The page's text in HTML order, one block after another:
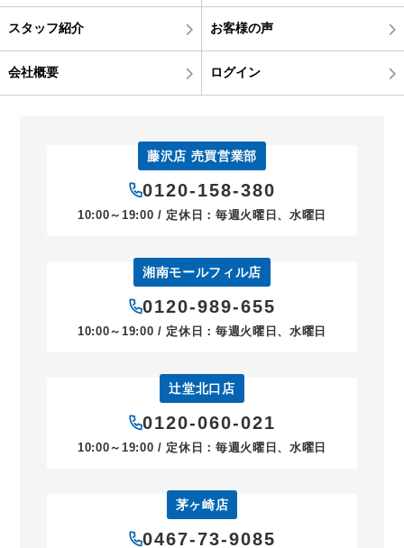
スタッフ紹介 お客様の声
会社概要 ログイン
藤沢店 売買営業部
0120-158-380
10:00～19:00 / 定休日：毎週火曜日、水曜日
湘南モールフィル店
0120-989-655
10:00～19:00 / 定休日：毎週火曜日、水曜日
辻堂北口店
0120-060-021
10:00～19:00 / 定休日：毎週火曜日、水曜日
茅ヶ崎店
0467-73-9085